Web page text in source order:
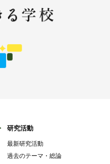
研究活動
最新研究活動
過去のテーマ・総論